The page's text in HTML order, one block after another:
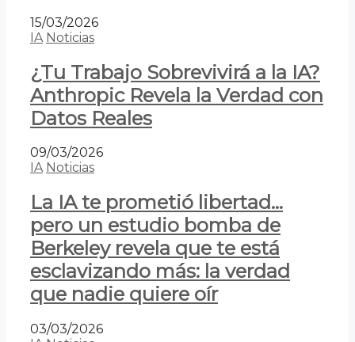
15/03/2026
IA Noticias
¿Tu Trabajo Sobrevivirá a la IA?
Anthropic Revela la Verdad con
Datos Reales
09/03/2026
IA Noticias
La IA te prometió libertad…
pero un estudio bomba de
Berkeley revela que te está
esclavizando más: la verdad
que nadie quiere oír
03/03/2026